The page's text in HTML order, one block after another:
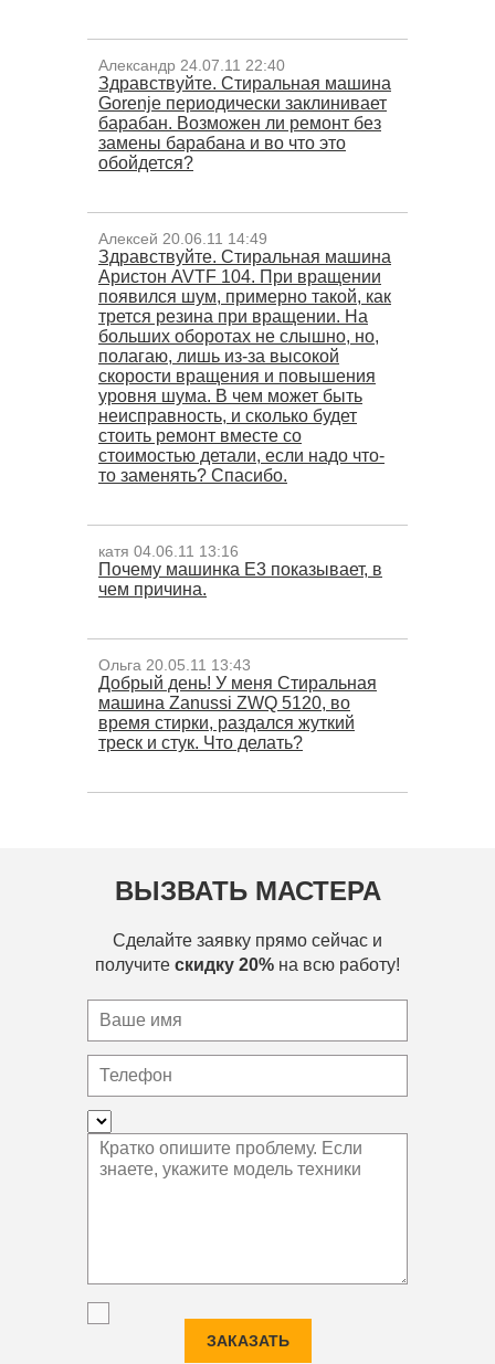
Александр 24.07.11 22:40
Здравствуйте. Стиральная машина
Gorenje периодически заклинивает
барабан. Возможен ли ремонт без
замены барабана и во что это
обойдется?
Алексей 20.06.11 14:49
Здравствуйте. Стиральная машина
Аристон AVTF 104. При вращении
появился шум, примерно такой, как
трется резина при вращении. На
больших оборотах не слышно, но,
полагаю, лишь из-за высокой
скорости вращения и повышения
уровня шума. В чем может быть
неисправность, и сколько будет
стоить ремонт вместе со
стоимостью детали, если надо что-
то заменять? Спасибо.
катя 04.06.11 13:16
Почему машинка E3 показывает, в
чем причина.
Ольга 20.05.11 13:43
Добрый день! У меня Стиральная
машина Zanussi ZWQ 5120, во
время стирки, раздался жуткий
треск и стук. Что делать?
ВЫЗВАТЬ МАСТЕРА
Сделайте заявку прямо сейчас и
получите скидку 20% на всю работу!
ЗАКАЗАТЬ